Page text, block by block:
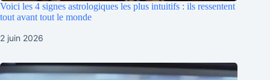
Voici les 4 signes astrologiques les plus intuitifs : ils ressentent
tout avant tout le monde
2 juin 2026